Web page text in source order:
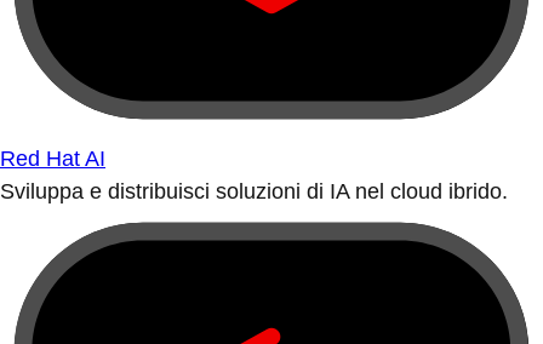
Red Hat AI
Sviluppa e distribuisci soluzioni di IA nel cloud ibrido.